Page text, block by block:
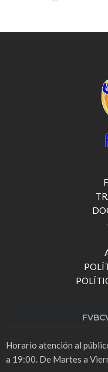
Horario atención al
a 19:00. De Martes a